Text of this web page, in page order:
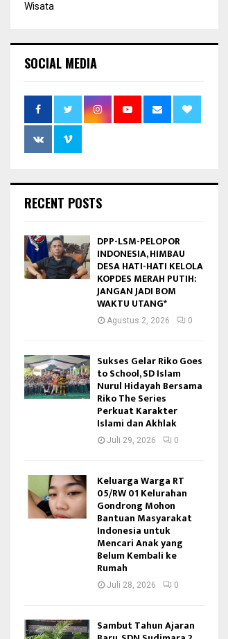
Wisata
SOCIAL MEDIA
RECENT POSTS
DPP-LSM-PELOPOR
INDONESIA, HIMBAU
DESA HATI-HATI KELOLA
KOPDES MERAH PUTIH:
JANGAN JADI BOM
WAKTU UTANG*
Agustus 2, 2026 0
Sukses Gelar Riko Goes
to School, SD Islam
Nurul Hidayah Bersama
Riko The Series
Perkuat Karakter
Islami dan Akhlak
Juli 29, 2026 0
Keluarga Warga RT
05/RW 01 Kelurahan
Gondrong Mohon
Bantuan Masyarakat
Indonesia untuk
Mencari Anak yang
Belum Kembali ke
Rumah
Juli 28, 2026 0
Sambut Tahun Ajaran